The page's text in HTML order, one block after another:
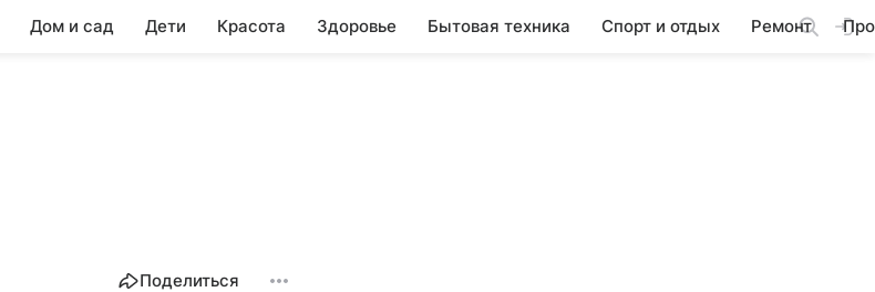
Дом и сад Дети Красота Здоровье Бытовая техника Спорт и отдых Ремонт
Поделиться